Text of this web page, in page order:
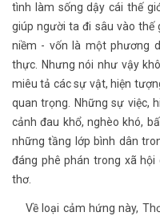
tình làm sống dậy cái thế
giúp người ta đi sâu vào thế
niềm - vốn là một phương
thực. Nhưng nói như vậy
miêu tả các sự vật, hiện
quan trọng. Những sự việc,
cảnh đau khổ, nghèo khó,
những tầng lớp bình dân
đáng phê phán trong xã
thơ.
Về loại cảm hứng này,